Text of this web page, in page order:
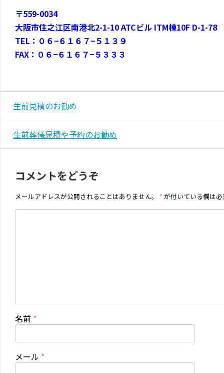
〒559-0034
大阪市住之江区南港北2-1-10 ATCビル ITM棟10F D-1-78
TEL：０６−６１６７−５１３９
FAX：０６−６１６７−５３３３
生前見積のお勧め
生前葬儀見積や予約のお勧め
コメントをどうぞ
メールアドレスが公開されることはありません。 * が付いている欄は
名前 *
メール *